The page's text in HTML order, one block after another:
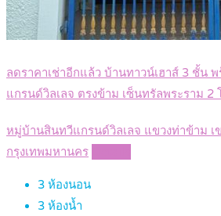
ลดราคาเช่าอีกแล้ว บ้านทาวน์เฮาส์ 3 ชั้น
แกรนด์วิลเลจ ตรงข้าม เซ็นทรัลพระราม 2
หมู่บ้านสินทวีแกรนด์วิลเลจ แขวงท่าข้าม เ
กรุงเทพมหานคร
3 ห้องนอน
3 ห้องน้ำ